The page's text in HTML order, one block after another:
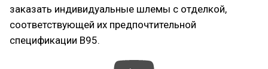
заказать индивидуальные шлемы с отделкой,
соответствующей их предпочтительной
спецификации B95.